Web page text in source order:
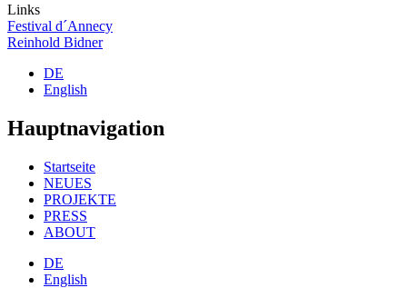
Links
Festival d´Annecy
Reinhold Bidner
DE
English
Hauptnavigation
Startseite
NEUES
PROJEKTE
PRESS
ABOUT
DE
English